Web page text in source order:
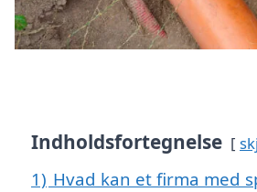
Indholdsfortegnelse
1) Hvad kan et firma med